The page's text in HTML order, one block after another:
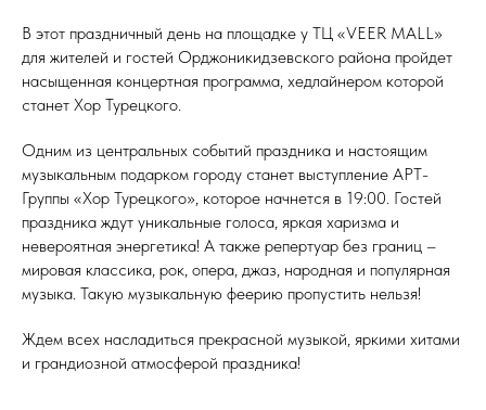
В этот праздничный день на площадке у ТЦ «VEER MALL»
для жителей и гостей Орджоникидзевского района пройдет
насыщенная концертная программа, хедлайнером которой
станет Хор Турецкого.
Одним из центральных событий праздника и настоящим
музыкальным подарком городу станет выступление АРТ-
Группы «Хор Турецкого», которое начнется в 19:00. Гостей
праздника ждут уникальные голоса, яркая харизма и
невероятная энергетика! А также репертуар без границ –
мировая классика, рок, опера, джаз, народная и популярная
музыка. Такую музыкальную феерию пропустить нельзя!
Ждем всех насладиться прекрасной музыкой, яркими хитами
и грандиозной атмосферой праздника!